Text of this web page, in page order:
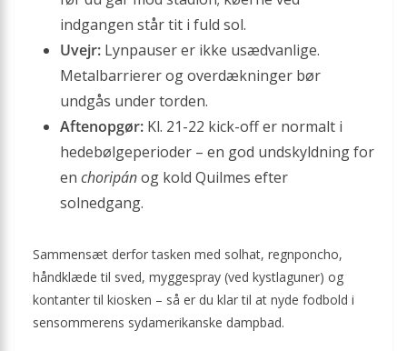
indgangen står tit i fuld sol.
Uvejr: Lynpauser er ikke usædvanlige.
Metalbarrierer og overdækninger bør
undgås under torden.
Aftenopgør: Kl. 21-22 kick-off er normalt i
hedebølgeperioder – en god undskyldning for
en choripánog kold Quilmes efter
solnedgang.
Sammensæt derfor tasken med solhat, regnponcho,
håndklæde til sved, myggespray (ved kystlaguner) og
kontanter til kiosken – så er du klar til at nyde fodbold i
sensommerens sydamerikanske dampbad.